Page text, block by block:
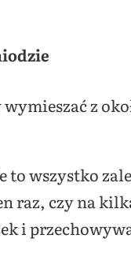
z
to wszystko
raz, czy na
i